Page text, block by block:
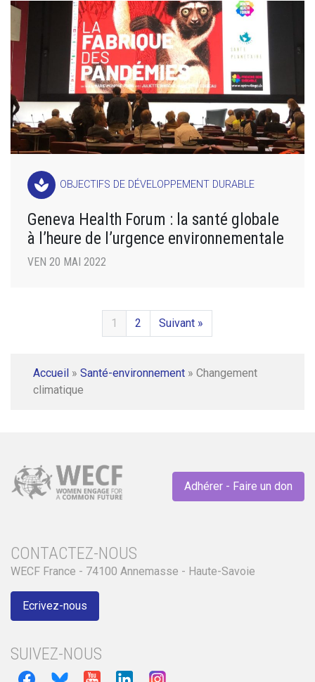
spa OBJECTIFS DE DÉVELOPPEMENT DURABLE
Geneva Health Forum : la santé globale
à l’heure de l’urgence environnementale
VEN 20 MAI 2022
1 2 Suivant »
Accueil » Santé-environnement » Changement
climatique
Adhérer - Faire un don
CONTACTEZ-NOUS
WECF France - 74100 Annemasse - Haute-Savoie
Ecrivez-nous
SUIVEZ-NOUS